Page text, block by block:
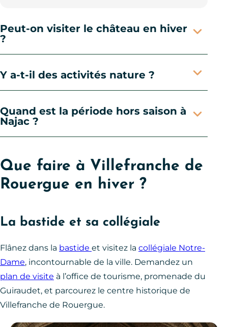
Peut-on visiter le château en hiver
?
Y a-t-il des activités nature ?
Quand est la période hors saison à
Najac ?
Que faire à Villefranche de
Rouergue en hiver ?
La bastide et sa collégiale
Flânez dans la bastide et visitez la collégiale Notre-
Dame, incontournable de la ville. Demandez un
plan de visite à l’office de tourisme, promenade du
Guiraudet, et parcourez le centre historique de
Villefranche de Rouergue.